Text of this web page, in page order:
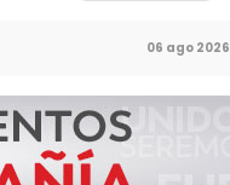
06 ago 2026